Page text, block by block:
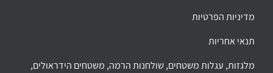
מדיניות הפרטיות
תנאי אחריות
מלגזות, עגלות משטחים, שולחנות הרמה, משטחים הידראולים,